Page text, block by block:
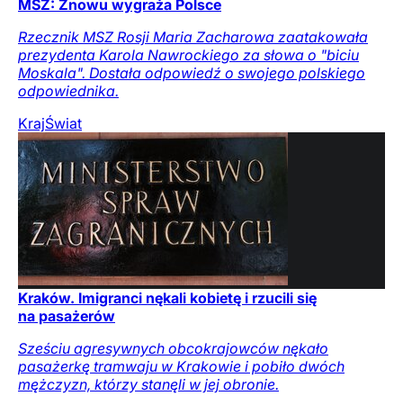
MSZ: Znowu wygraża Polsce
Rzecznik MSZ Rosji Maria Zacharowa zaatakowała
prezydenta Karola Nawrockiego za słowa o "biciu
Moskala". Dostała odpowiedź o swojego polskiego
odpowiednika.
KrajŚwiat
Kraków. Imigranci nękali kobietę i rzucili się
na pasażerów
Sześciu agresywnych obcokrajowców nękało
pasażerkę tramwaju w Krakowie i pobiło dwóch
mężczyzn, którzy stanęli w jej obronie.